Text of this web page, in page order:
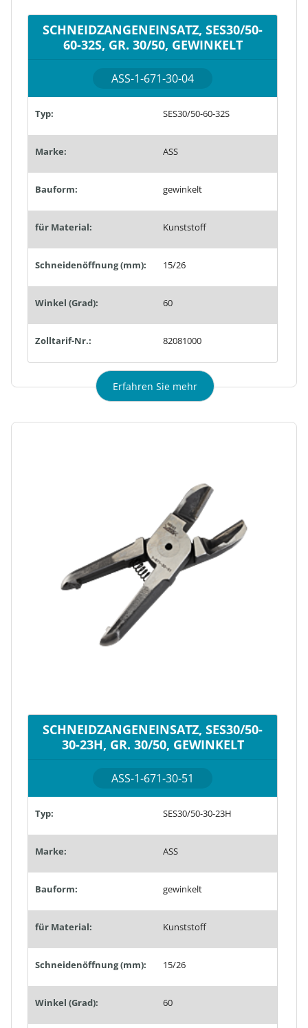
SCHNEIDZANGENEINSATZ, SES30/50-
60-32S, GR. 30/50, GEWINKELT
ASS-1-671-30-04
Typ: SES30/50-60-32S
Marke: ASS
Bauform: gewinkelt
für Material: Kunststoff
Schneidenöffnung (mm): 15/26
Winkel (Grad): 60
Zolltarif-Nr.: 82081000
Erfahren Sie mehr
SCHNEIDZANGENEINSATZ, SES30/50-
30-23H, GR. 30/50, GEWINKELT
ASS-1-671-30-51
Typ: SES30/50-30-23H
Marke: ASS
Bauform: gewinkelt
für Material: Kunststoff
Schneidenöffnung (mm): 15/26
Winkel (Grad): 60